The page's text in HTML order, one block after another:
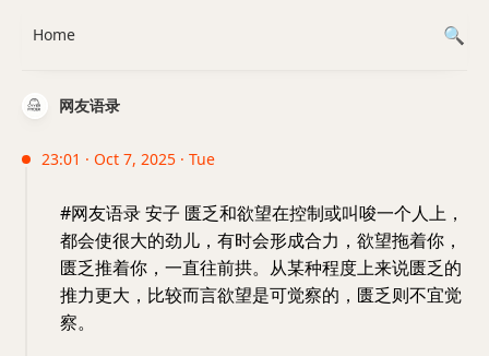
网友语录
23:01 · Oct 7, 2025 · Tue
#网友语录 安子 匮乏和欲望在控制或叫唆一个人上，
都会使很大的劲儿，有时会形成合力，欲望拖着你，
匮乏推着你，一直往前拱。从某种程度上来说匮乏的
推力更大，比较而言欲望是可觉察的，匮乏则不宜觉
察。
Home